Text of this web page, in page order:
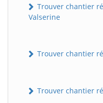
Trouver chantier
Valserine
Trouver chantier
Trouver chantier